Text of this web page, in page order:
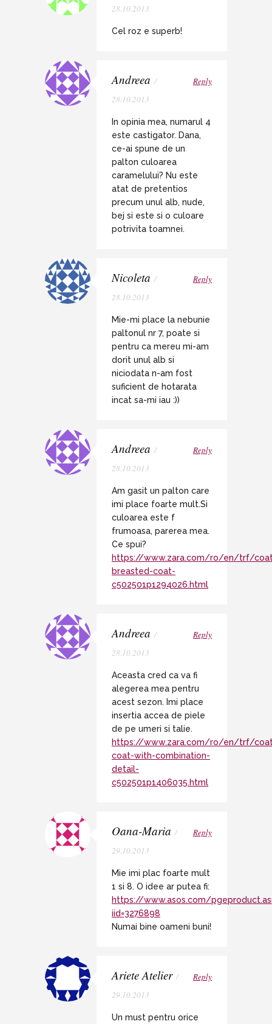
28.10.2013
Cel roz e superb!
Andreea /
28.10.2013
Reply
In opinia mea, numarul 4
este castigator. Dana,
ce-ai spune de un
palton culoarea
caramelului? Nu este
atat de pretentios
precum unul alb, nude,
bej si este si o culoare
potrivita toamnei.
Nicoleta /
28.10.2013
Reply
Mie-mi place la nebunie
paltonul nr 7, poate si
pentru ca mereu mi-am
dorit unul alb si
niciodata n-am fost
suficient de hotarata
incat sa-mi iau :))
Andreea /
28.10.2013
Reply
Am gasit un palton care
imi place foarte mult.Si
culoarea este f
frumoasa, parerea mea.
Ce spui?
https://www.zara.com/ro/en/trf/
breasted-coat-
c502501p1294026.html
Andreea /
28.10.2013
Reply
Aceasta cred ca va fi
alegerea mea pentru
acest sezon. Imi place
insertia accea de piele
de pe umeri si talie.
https://www.zara.com/ro/en/trf/
coat-with-combination-
detail-
c502501p1406035.html
Oana-Maria /
29.10.2013
Reply
Mie imi plac foarte mult
1 si 8. O idee ar putea fi:
https://www.asos.com/
iid=3276898
Numai bine oameni buni!
Ariete Atelier /
29.10.2013
Reply
Un must pentru orice